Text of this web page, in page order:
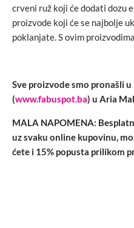
crveni ruž koji će dodati dozu
proizvode koji će se najbolje
poklanjate. S ovim
Sve proizvode smo pronašli
(www.fabuspot.ba) u Aria
MALA NAPOMENA:
uz svaku online kupovinu,
ćete i 15% popusta prilikom